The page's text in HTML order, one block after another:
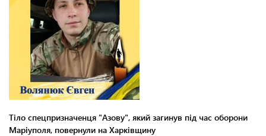
Тіло спецпризначенця "Азову", який загинув під час оборони
Маріуполя, повернули на Харківщину